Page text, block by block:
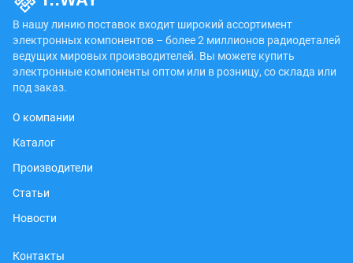
В нашу линию поставок входит широкий ассортимент
электронных компонентов – более 2 миллионов радиодеталей
ведущих мировых производителей. Вы можете купить
электронные компоненты оптом или в розницу, со склада или
под заказ.
О компании
Каталог
Производители
Статьи
Новости
Контакты